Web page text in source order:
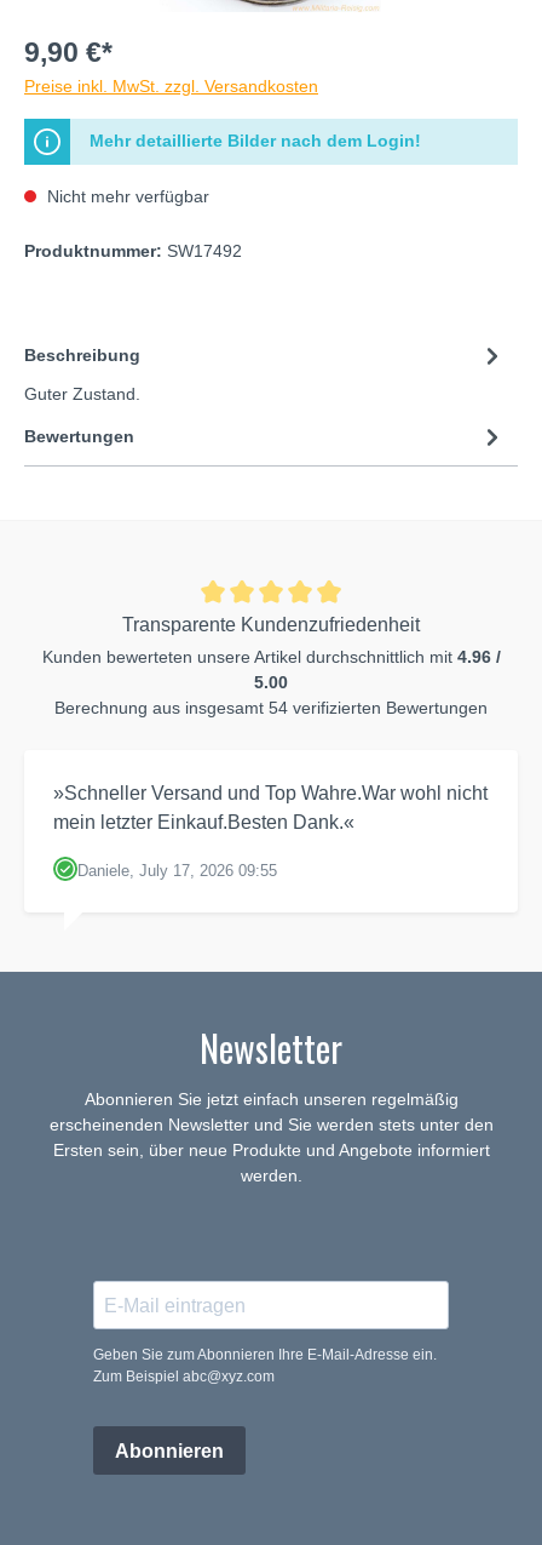
9,90 €*
Preise inkl. MwSt. zzgl. Versandkosten
Mehr detaillierte Bilder nach dem Login!
Nicht mehr verfügbar
Produktnummer: SW17492
Beschreibung
Guter Zustand.
Bewertungen
Transparente Kundenzufriedenheit
Kunden bewerteten unsere Artikel durchschnittlich mit 4.96 /
5.00
Berechnung aus insgesamt 54 verifizierten Bewertungen
»Schneller Versand und Top Wahre.War wohl nicht
mein letzter Einkauf.Besten Dank.«
Daniele, July 17, 2026 09:55
Newsletter
Abonnieren Sie jetzt einfach unseren regelmäßig
erscheinenden Newsletter und Sie werden stets unter den
Ersten sein, über neue Produkte und Angebote informiert
werden.
Geben Sie zum Abonnieren Ihre E-Mail-Adresse ein.
Zum Beispiel abc@xyz.com
Abonnieren